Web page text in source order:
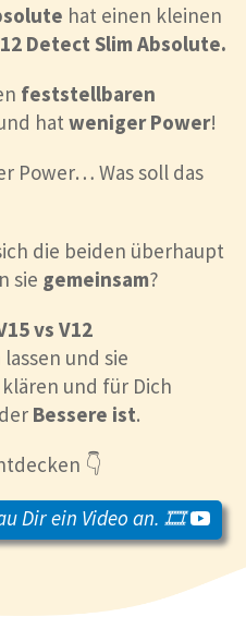
hat einen kleinen
Detect Slim Absolute.
feststellbaren
hat weniger Power!
Power… Was soll das
die beiden überhaupt
sie gemeinsam?
vs V12
und sie
und für Dich
Bessere ist.
👇
Dir ein Video an. 🎞️